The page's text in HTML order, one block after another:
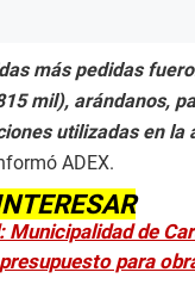
más pedidas
mil), arándanos,
utilizadas en la
ADEX.
Municipalidad de
para